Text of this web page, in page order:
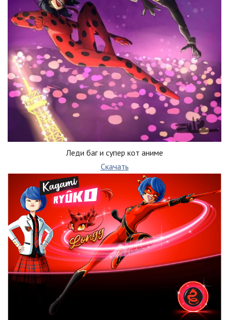
Леди баг и супер кот аниме
Скачать